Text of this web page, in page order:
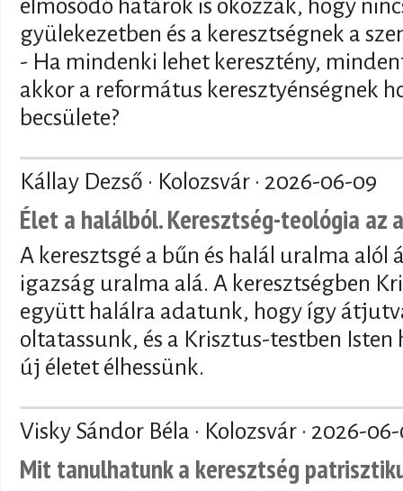
elmosódó határok is okozzák, hogy
gyülekezetben és a keresztségnek a
- Ha mindenki lehet keresztény,
akkor a református keresztyénségnek
becsülete?
Kállay Dezső · Kolozsvár · 2026-06-09
Élet a halálból. Keresztség-teológia az
A keresztsgé a bűn és halál uralma alól
igazság uralma alá. A keresztségben
együtt halálra adatunk, hogy így
oltatassunk, és a Krisztus-testben
új életet élhessünk.
Visky Sándor Béla · Kolozsvár · 2026-
Mit tanulhatunk a keresztség